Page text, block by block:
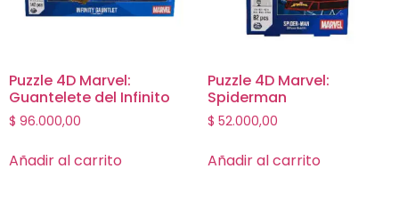
Puzzle 4D Marvel:
Guantelete del Infinito
$ 96.000,00
Añadir al carrito
Puzzle 4D Marvel:
Spiderman
$ 52.000,00
Añadir al carrito